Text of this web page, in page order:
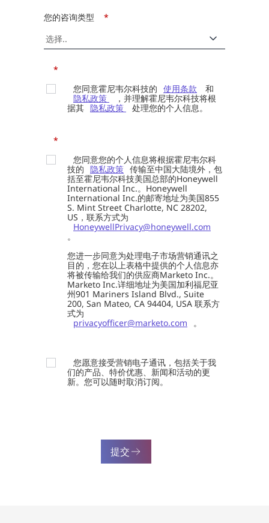
*
您的咨询类型
*
您同意霍尼韦尔科技的 使用条款
和
隐私政策
，并理解霍尼韦尔科技将根
据其 隐私政策 处理您的个人信息。
*
您同意您的个人信息将根据霍尼韦尔科
技的 隐私政策 传输至中国大陆境外，包
括至霍尼韦尔科技美国总部的Honeywell
International Inc.。Honeywell
International Inc.的邮寄地址为美国855
S. Mint Street Charlotte, NC 28202,
US，联系方式为
HoneywellPrivacy@honeywell.com
。
您进一步同意为处理电子市场营销通讯之
目的，您在以上表格中提供的个人信息亦
将被传输给我们的供应商Marketo Inc.。
Marketo Inc.详细地址为美国加利福尼亚
州901 Mariners Island Blvd., Suite
200, San Mateo, CA 94404, USA 联系方
式为
privacyofficer@marketo.com
。
您愿意接受营销电子通讯，包括关于我
们的产品、特价优惠、新闻和活动的更
新。您可以随时取消订阅。
提交